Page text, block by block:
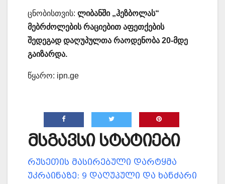
ცნობისთვის: ლიბანში „ჰეზბოლას“
მებრძოლების რაციებით აფეთქების
შედეგად დაღუპულთა რაოდენობა 20-მდე
გაიზარდა.
წყარო: ipn.ge
მსგავსი სტატიები
რუსეთის მასირებული დარტყმა
უკრაინაზე: 9 დაღუპული და ხანძარი